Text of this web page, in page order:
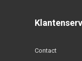
Contact